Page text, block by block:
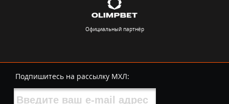
Официальный партнёр
Подпишитесь на рассылку МХЛ: